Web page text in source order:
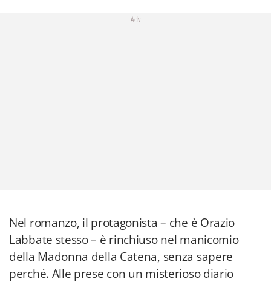
Adv
Nel romanzo, il protagonista – che è Orazio
Labbate stesso – è rinchiuso nel manicomio
della Madonna della Catena, senza sapere
perché. Alle prese con un misterioso diario